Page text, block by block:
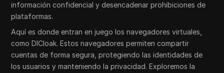
información confidencial y desencadenar prohibiciones de
plataformas.
Aquí es donde entran en juego los navegadores virtuales,
como DICloak. Estos navegadores permiten compartir
cuentas de forma segura, protegiendo las identidades de
los usuarios y manteniendo la privacidad. Exploremos la